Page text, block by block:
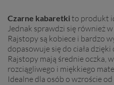
Czarne kabaretkito produkt
Jednak sprawdzi się również
Rajstopy są kobiece i bardzo
dopasowuje się do ciała
Rajstopy mają średnie oczka,
rozciągliwego i miękkiego
Idealne dla osób o wzroście od